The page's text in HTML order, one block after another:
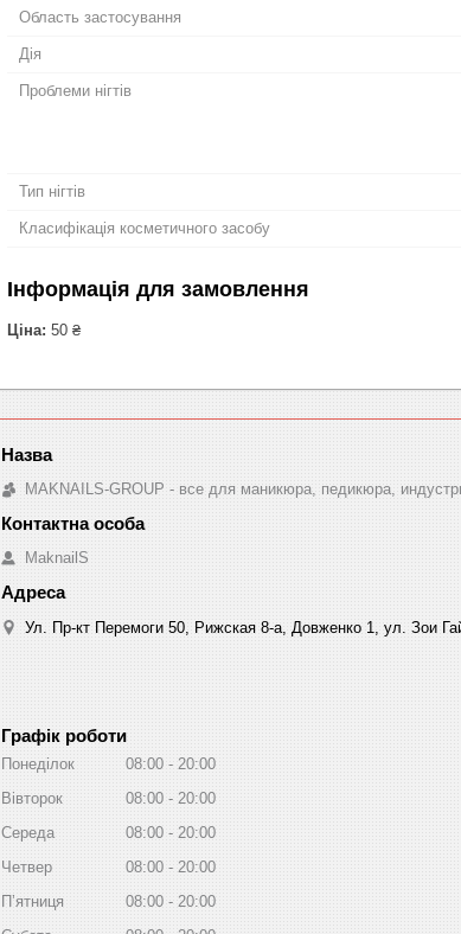
Область застосування
Дія
Проблеми нігтів
Тип нігтів
Класифікація косметичного засобу
Інформація для замовлення
Ціна: 50 ₴
MAKNAILS-GROUP - все для маникюра, педикюра,
MaknailS
Ул. Пр-кт Перемоги 50, Рижская 8-а, Довженко 1, ул. Зои
Графік роботи
Понеділок 08:00
20:00
Вівторок
08:00
20:00
Середа
08:00
20:00
Четвер
08:00
20:00
Пʼятниця
08:00
20:00